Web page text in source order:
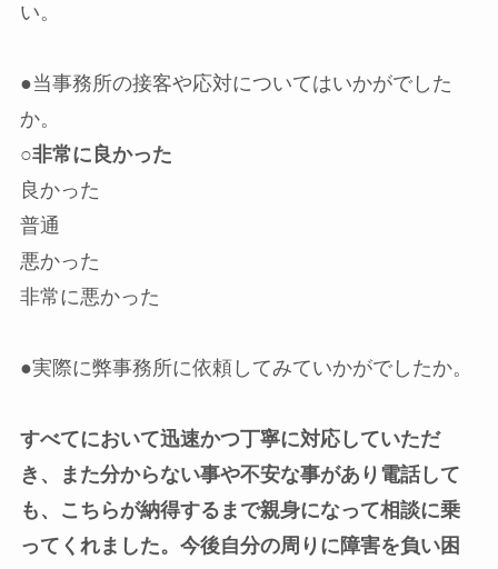
い。
●当事務所の接客や応対についてはいかがでした
か。
○非常に良かった
良かった
普通
悪かった
非常に悪かった
●実際に弊事務所に依頼してみていかがでしたか。
すべてにおいて迅速かつ丁寧に対応していただ
き、また分からない事や不安な事があり電話して
も、こちらが納得するまで親身になって相談に乗
ってくれました。今後自分の周りに障害を負い困